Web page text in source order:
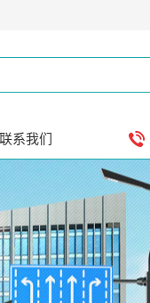
联系我们